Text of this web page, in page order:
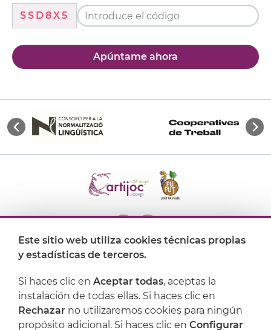
SSD8X5
Apúntame ahora
Dónde encontrarnos
Artijoc
Soporte
Este sitio web utiliza cookies técnicas propias
y estadísticas de terceros.
Si haces clic en Aceptar todas, aceptas la
instalación de todas ellas. Si haces clic en
Rechazar no utilizaremos cookies para ningún
propósito adicional. Si haces clic en Configurar